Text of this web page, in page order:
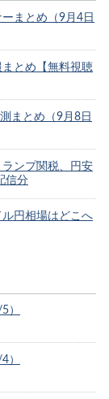
まとめ（9月4日
とめ【無料視聴
まとめ（9月8日
ランプ関税、円安
信分
ル円相場はどこへ
）
）